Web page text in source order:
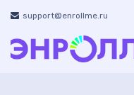
support@enrollme.ru